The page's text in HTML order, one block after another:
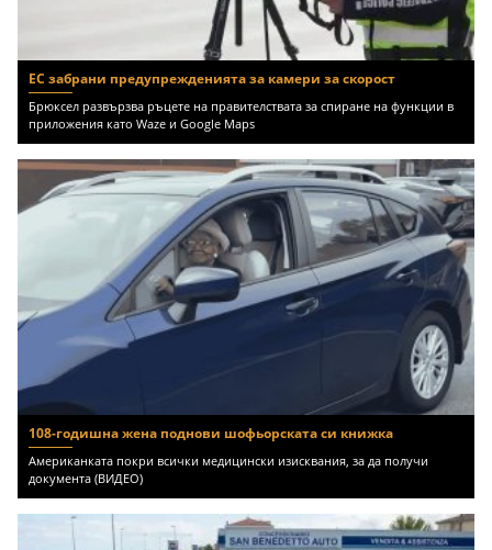
ЕС забрани предупрежденията за камери за скорост
Брюксел развързва ръцете на правителствата за спиране на функции в
приложения като Waze и Google Maps
108-годишна жена поднови шофьорската си книжка
Американката покри всички медицински изисквания, за да получи
документа (ВИДЕО)